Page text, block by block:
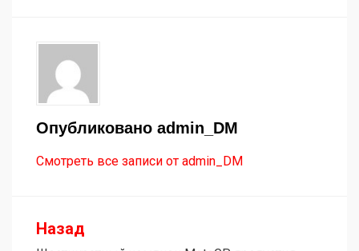
Опубликовано admin_DM
Смотреть все записи от admin_DM
Навигация
Назад